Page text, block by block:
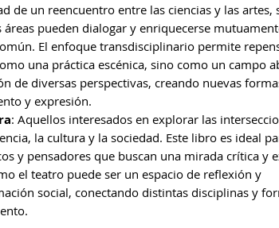
de un reencuentro entre las ciencias y las artes,
áreas pueden dialogar y enriquecerse
El enfoque transdisciplinario permite
una práctica escénica, sino como un campo
de diversas perspectivas, creando nuevas
y expresión.
: Aquellos interesados en explorar las
la cultura y la sociedad. Este libro es ideal
y pensadores que buscan una mirada crítica y
el teatro puede ser un espacio de reflexión y
social, conectando distintas disciplinas y